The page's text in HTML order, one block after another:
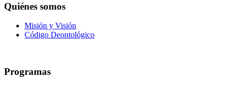
Quiénes somos
Misión y Visión
Código Deontológico
Programas